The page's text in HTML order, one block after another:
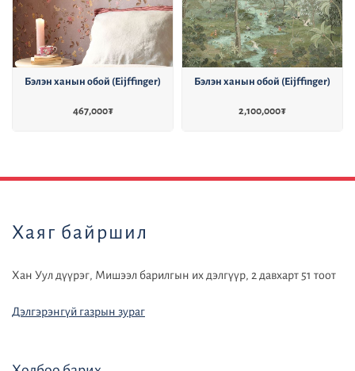
Бэлэн ханын обой (Eijffinger)
467,000₮
Бэлэн ханын обой (Eijffinger)
2,100,000₮
Хаяг байршил
Хан Уул дүүрэг, Мишээл барилгын их дэлгүүр, 2 давхарт 51 тоот
Дэлгэрэнгүй газрын зураг